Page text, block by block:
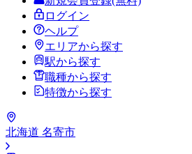
ログイン
ヘルプ
エリアから探す
駅から探す
職種から探す
特徴から探す
北海道 名寄市